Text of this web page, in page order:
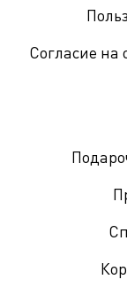
Согласие на